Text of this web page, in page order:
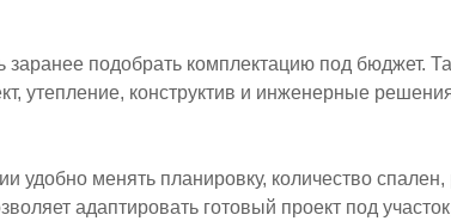
заранее подобрать комплектацию под бюджет.
утепление, конструктив и инженерные
удобно менять планировку, количество спален,
адаптировать готовый проект под